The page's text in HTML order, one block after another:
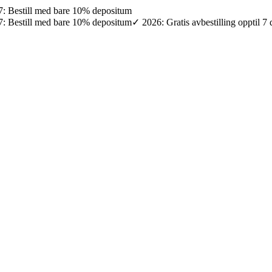
Bestill med bare 10% depositum
Bestill med bare 10% depositum✓ 2026: Gratis avbestilling opptil 7